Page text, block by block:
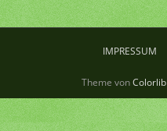
IMPRESSUM
Theme vonColorlib